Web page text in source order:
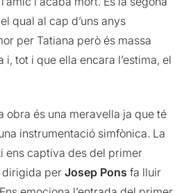
qual al cap d’uns anys
per Tatiana però és massa
i, tot i que ella encara l’estima, el
obra és una meravella ja que té
instrumentació simfònica. La
ens captiva des del primer
dirigida perJosep Pons fa lluir